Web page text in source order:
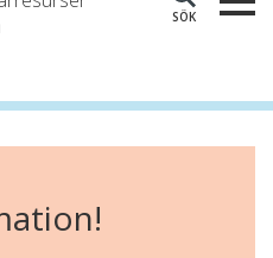
SÖK